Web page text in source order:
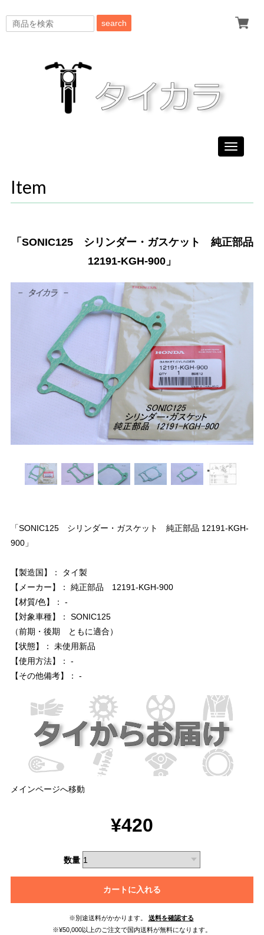
search
Toggle
Item
「SONIC125 シリンダー・ガスケット 純正部品
12191-KGH-900」
「SONIC125 シリンダー・ガスケット 純正部品 12191-KGH-
900」
【製造国】： タイ製
【メーカー】： 純正部品 12191-KGH-900
【材質/色】： -
【対象車種】： SONIC125
（前期・後期 ともに適合）
【状態】： 未使用新品
【使用方法】： -
【その他備考】： -
メインページへ移動
¥420
数量
カートに入れる
※別途送料がかかります。
送料を確認する
※¥50,000以上のご注文で国内送料が無料になります。